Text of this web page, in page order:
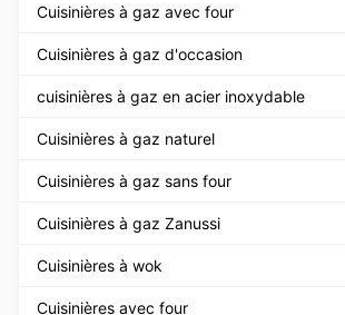
Cuisinières à gaz avec four
Cuisinières à gaz d'occasion
cuisinières à gaz en acier inoxydable
Cuisinières à gaz naturel
Cuisinières à gaz sans four
Cuisinières à gaz Zanussi
Cuisinières à wok
Cuisinières avec four